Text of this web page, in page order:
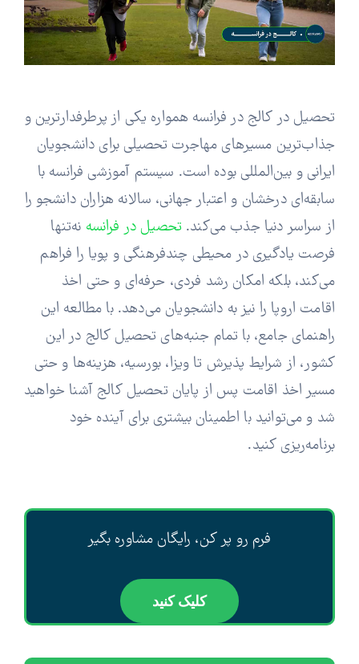
وبلاگ
تحصیل در کالج در فرانسه همواره یکی از پرطرفدارترین و
جذاب‌ترین مسیرهای مهاجرت تحصیلی برای دانشجویان
ایرانی و بین‌المللی بوده است. سیستم آموزشی فرانسه با
سابقه‌ای درخشان و اعتبار جهانی، سالانه هزاران دانشجو را
از سراسر دنیا جذب می‌کند. تحصیل در فرانسه نه‌تنها
فرصت یادگیری در محیطی چندفرهنگی و پویا را فراهم
می‌کند، بلکه امکان رشد فردی، حرفه‌ای و حتی اخذ
اقامت اروپا را نیز به دانشجویان می‌دهد. با مطالعه این
راهنمای جامع، با تمام جنبه‌های تحصیل کالج در این
کشور، از شرایط پذیرش تا ویزا، بورسیه، هزینه‌ها و حتی
مسیر اخذ اقامت پس از پایان تحصیل کالج آشنا خواهید
شد و می‌توانید با اطمینان بیشتری برای آینده خود
برنامه‌ریزی کنید.
فرم رو پر کن، رایگان مشاوره بگیر
کلیک کنید